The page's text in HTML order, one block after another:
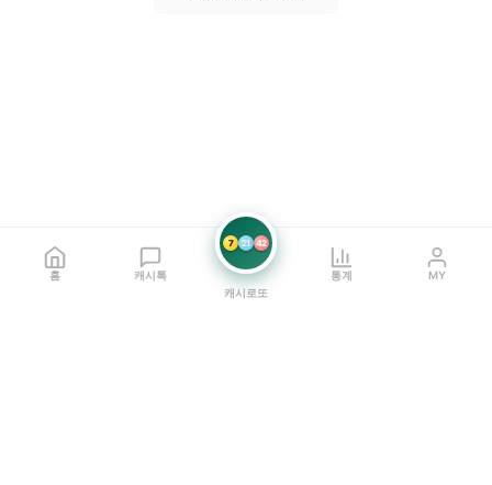
홈 캐시톡
7 21 42
캐시로또
통계 MY